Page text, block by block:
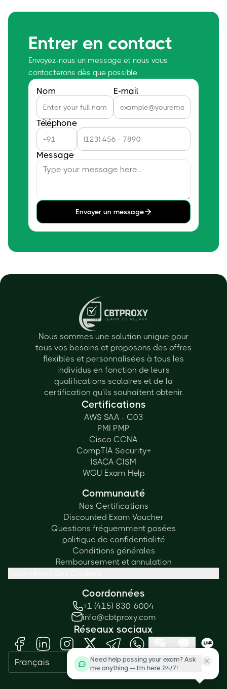
Entrer en contact
Envoyez-nous un message et nous vous
contacterons dès que possible
Nom E-mail
Téléphone
Message
Envoyer un message
Nous sommes une solution unique pour
tous vos besoins et proposons des offres
flexibles et personnalisées à tous les
individus en fonction de leurs
qualifications scolaires et de la
certification qu'ils souhaitent obtenir.
Certifications
AWS SAA - C03
PMI PMP
Cisco CCNA
CompTIA Security+
ISACA CISM
WGU Exam Help
Communauté
Nos Certifications
Discounted Exam Voucher
Questions fréquemment posées
politique de confidentialité
Conditions générales
Remboursement et annulation
Coordonnées
+1 (415) 830-6004
info@cbtproxy.com
Réseaux sociaux
Français
Need help passing your exam? Ask
me anything — I'm here 24/7!